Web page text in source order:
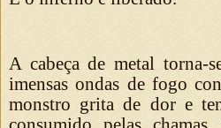
A cabeça de metal
imensas ondas de fogo
monstro grita de dor e